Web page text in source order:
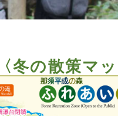
〈冬の散策マッ